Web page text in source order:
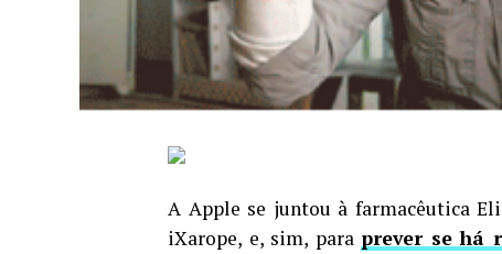
A Apple se juntou à farmacêutica
iXarope, e, sim, para prever se há